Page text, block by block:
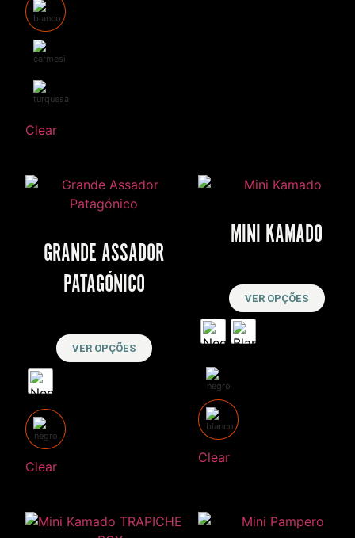
Clear
GRANDE ASSADOR
PATAGÓNICO
VER OPÇÕES
Clear
MINI KAMADO
VER OPÇÕES
Clear